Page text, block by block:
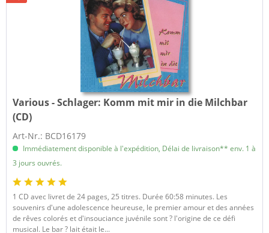
Various - Schlager: Komm mit mir in die Milchbar
(CD)
Art-Nr.: BCD16179
Immédiatement disponible à l'expédition, Délai de livraison** env. 1 à
3 jours ouvrés.
1 CD avec livret de 24 pages, 25 titres. Durée 60:58 minutes. Les
souvenirs d'une adolescence heureuse, le premier amour et des années
de rêves colorés et d'insouciance juvénile sont ? l'origine de ce défi
musical. Le bar ? lait était le...